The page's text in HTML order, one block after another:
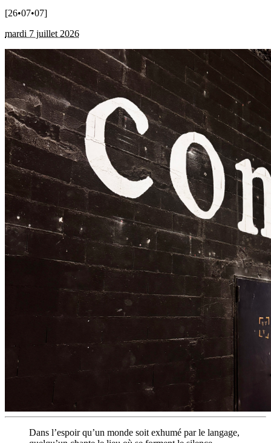
[26•07•07]
mardi 7 juillet 2026
Dans l’espoir qu’un monde soit exhumé par le langage,